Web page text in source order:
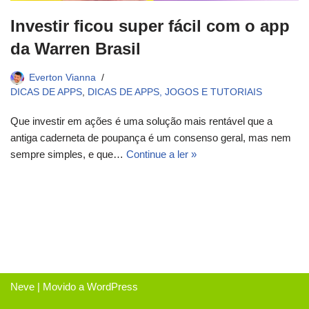
Investir ficou super fácil com o app
da Warren Brasil
Everton Vianna
DICAS DE APPS DICAS DE APPS, JOGOS E TUTORIAIS
Que investir em ações é uma solução mais rentável que a
antiga caderneta de poupança é um consenso geral, mas nem
sempre simples, e que… Continue a ler »
Neve | Movido a WordPress